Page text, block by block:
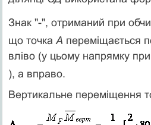
Знак "-", отриманий при
що точка А переміщається
вліво (у цьому напрямку
), а вправо.
Вертикальне переміщення